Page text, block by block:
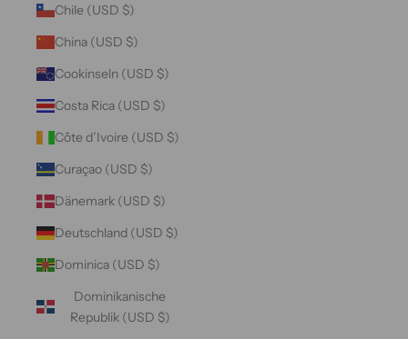
Chile (USD $)
China (USD $)
Cookinseln (USD $)
Costa Rica (USD $)
Côte d’Ivoire (USD $)
Curaçao (USD $)
Dänemark (USD $)
Deutschland (USD $)
Dominica (USD $)
Dominikanische
Republik (USD $)